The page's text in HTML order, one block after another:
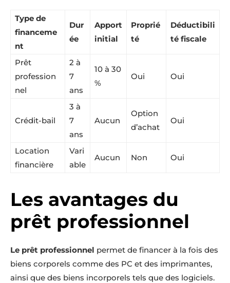
Type de
financeme
nt
Dur
ée
Apport
initial
Proprié
té
Déductibili
té fiscale
Prêt
profession
nel
2 à
7
ans
10 à 30
%
Oui Oui
Crédit-bail
3 à
7
ans
Aucun
Option
d’achat
Oui
Location
financière
Vari
able
Aucun Non Oui
Les avantages du
prêt professionnel
Le prêt professionnel permet de financer à la fois des
biens corporels comme des PC et des imprimantes,
ainsi que des biens incorporels tels que des logiciels.